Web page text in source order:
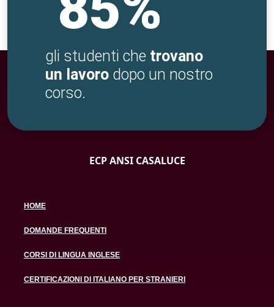
gli studenti che trovano
un lavoro dopo un nostro
corso.
ECP ANSI CASALUCE
HOME
DOMANDE FREQUENTI
CORSI DI LINGUA INGLESE
CERTIFICAZIONI DI ITALIANO PER STRANIERI